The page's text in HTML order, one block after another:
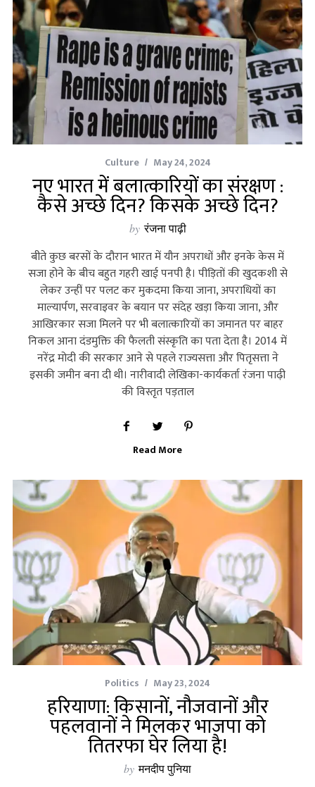
Culture May 24, 2024
नए भारत में बलात्कारियों का संरक्षण :
कैसे अच्छे दिन? किसके अच्छे दिन?
by रंजना पाढ़ी
बीते कुछ बरसों के दौरान भारत में यौन अपराधों और इनके केस में
सजा होने के बीच बहुत गहरी खाई पनपी है। पीड़ितों की खुदकशी से
लेकर उन्‍हीं पर पलट कर मुकदमा किया जाना, अपराधियों का
माल्‍यार्पण, सरवाइवर के बयान पर संदेह खड़ा किया जाना, और
आखिरकार सजा मिलने पर भी बलात्कारियों का जमानत पर बाहर
निकल आना दंडमुक्ति की फैलती संस्कृति का पता देता है। 2014 में
नरेंद्र मोदी की सरकार आने से पहले राज्यसत्ता और पितृसत्ता ने
इसकी जमीन बना दी थी। नारीवादी लेखिका-कार्यकर्ता रंजना पाढ़ी
की विस्तृत पड़ताल
Read More
Politics May 23, 2024
हरियाणा: किसानों, नौजवानों और
पहलवानों ने मिलकर भाजपा को
तितरफा घेर लिया है!
by मनदीप पुनिया